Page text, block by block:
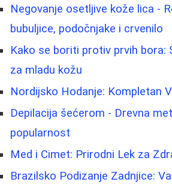
Negovanje osetljive kože lica -
bubuljice, podočnjake i crvenilo
Kako se boriti protiv prvih bora:
za mladu kožu
Nordijsko Hodanje: Kompletan
Depilacija šećerom - Drevna
popularnost
Med i Cimet: Prirodni Lek za
Brazilsko Podizanje Zadnjice: